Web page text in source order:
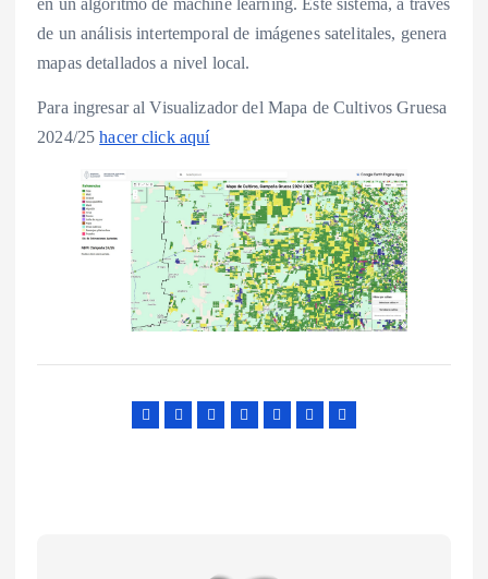
de un análisis intertemporal de imágenes satelitales, genera
mapas detallados a nivel local.
Para ingresar al Visualizador del Mapa de Cultivos Gruesa
2024/25hacer click aquí